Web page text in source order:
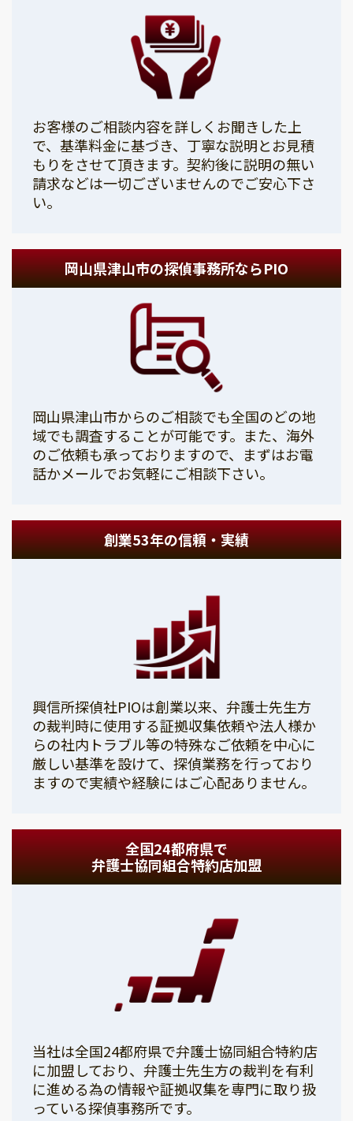
お客様のご相談内容を詳しくお聞きした上
で、基準料金に基づき、丁寧な説明とお見積
もりをさせて頂きます。契約後に説明の無い
請求などは一切ございませんのでご安心下さ
い。
岡山県津山市の探偵事務所ならPIO
岡山県津山市からのご相談でも全国のどの地
域でも調査することが可能です。また、海外
のご依頼も承っておりますので、まずはお電
話かメールでお気軽にご相談下さい。
創業53年の信頼・実績
興信所探偵社PIOは創業以来、弁護士先生方
の裁判時に使用する証拠収集依頼や法人様か
らの社内トラブル等の特殊なご依頼を中心に
厳しい基準を設けて、探偵業務を行っており
ますので実績や経験にはご心配ありません。
全国24都府県で
弁護士協同組合特約店加盟
当社は全国24都府県で弁護士協同組合特約店
に加盟しており、弁護士先生方の裁判を有利
に進める為の情報や証拠収集を専門に取り扱
っている探偵事務所です。